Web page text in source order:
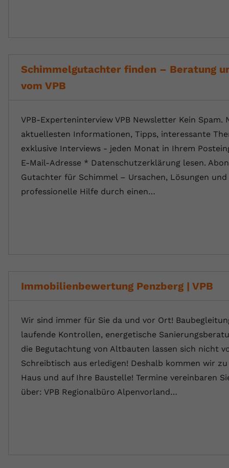
Schimmelgutachter finden – Beratung
vom VPB
VPB-Experteninterview VPB Newsletter Kein Spam.
aktuellesten Informationen, Tipps, interessante
exklusive Interviews - jeden Monat in Ihrem
E-Mail-Adresse * Datenschutzerklärung lesen.
Gutachter für Schimmel – Ursachen, Lösungen und
professionelle Hilfe durch einen…
Immobilienbewertung Penzberg | VPB
Wir sind immer für Sie da und vor Ort!
laufende Kontrollen, energetische
die Begutachtung von Altbauten lassen sich nicht
Schreibtisch aus erledigen! Deshalb kommen wir
Haus und auf Ihre Baustelle! Termine vereinbaren
über: VPB Regionalbüro Alpenvorland…